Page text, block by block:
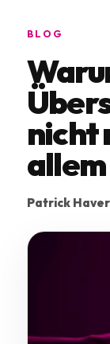
BLOG
nicht
Patrick